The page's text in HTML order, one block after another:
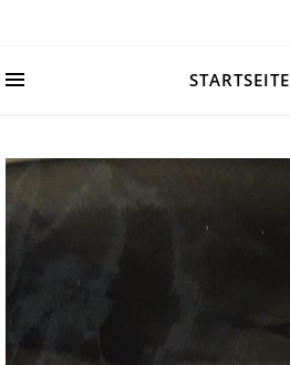
STARTSEITE